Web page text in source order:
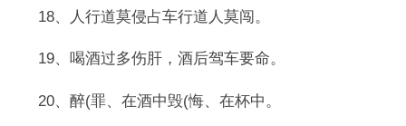
18、人行道莫侵占车行道人莫闯。
19、喝酒过多伤肝，酒后驾车要命。
20、醉(罪、在酒中毁(悔、在杯中。